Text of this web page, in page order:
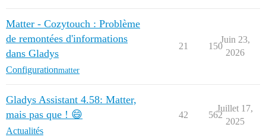
Matter - Cozytouch : Problème
de remontées d'informations
dans Gladys
Configurationmatter
21 150
Juin 23,
2026
Gladys Assistant 4.58: Matter,
mais pas que ! 😄
Actualités
42 562
Juillet 17,
2025